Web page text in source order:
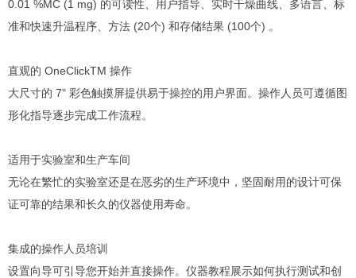
0.01 %MC (1 mg) 的可读性、用户指导、实时干燥曲线、多语言、标
准和快速升温程序、方法 (20个) 和存储结果 (100个) 。
直观的 OneClickTM 操作
大尺寸的 7" 彩色触摸屏提供易于操控的用户界面。操作人员可遵循图
形化指导逐步完成工作流程。
适用于实验室和生产车间
无论在繁忙的实验室还是在恶劣的生产环境中，坚固耐用的设计可保
证可靠的结果和长久的仪器使用寿命。
集成的操作人员培训
设置向导可引导您开始并直接操作。仪器教程展示如何执行测试和创